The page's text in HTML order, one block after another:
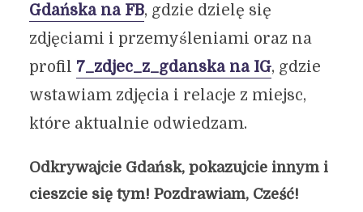
Gdańska na FB, gdzie dzielę się
zdjęciami i przemyśleniami oraz na
profil 7_zdjec_z_gdanska na IG, gdzie
wstawiam zdjęcia i relacje z miejsc,
które aktualnie odwiedzam.
Odkrywajcie Gdańsk, pokazujcie innym i
cieszcie się tym! Pozdrawiam, Cześć!